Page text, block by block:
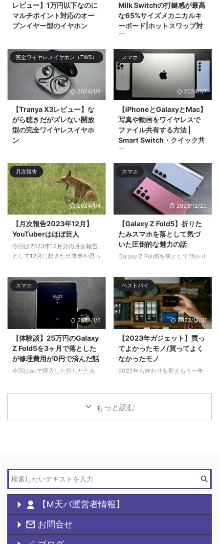
レビュー】1万円以下なのに
マルチポイント対応のオー
プンイヤー型のイヤホン
お手頃価格なオープンタイプの完
全ワ ...
Milk Switchの打鍵感が最高
な65%サイズメカニカルキ
ーボード|ホットスワップ対
応
今回はアルミニウム筐体採用の
65%レイアウトのメカニカルキー
ボードの ...
完全ワイヤレスイヤホン（TWS）
2024/1/8
【Tranya X3レビュー】な
がら聴きだがズレない開放
型の完全ワイヤレスイヤホ
ン
イヤレスイヤホン「Tranya X3」
をレビューӕ ...
スマホ
2024/1/7
【iPhoneとGalaxyとMac】
写真や動画をワイヤレスで
ファイル共有する方法 |
Smart Switch・クイック共
有
今回はiPhoneとMacとGalaxyス
マホでのワイヤレスでのファイル
共有・ファイル転送 ...
月次報告
2024/1/4
【月次報告2023年12月】
YouTuberはほぼ芸人
今回は2023年12月分の月次報告
として12月に起きた出来事や思っ
スマホ
2023/12/29
【Galaxy Z Fold5】折りた
たみスマホを落として気づ
いた圧倒的な魅力の話
Galaxy Z Fold5を落として預かり
間はサブのGalaxy S22 Ultra& ...
スマホ
2024/1/5
【体験談】25万円のGalaxy
Z Fold5を3ヶ月で落とした
が修理費用が0円で済んだ話
今回はauで購入した折りたたみ
ベストバイ
2023/12/31
【2023年ガジェット】買っ
てよかったモノ/買ってよく
なかったモノ
2023年も終わりを迎えもう一年
もっと読む
【M天パ運営者情報】
お問合せ